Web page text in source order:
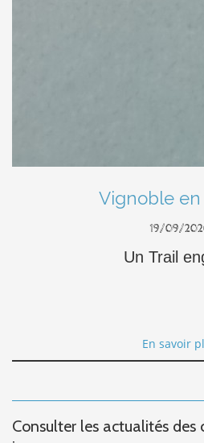
Vignoble
19/09/
Un Trail
En savoir
Consulter les actualités des